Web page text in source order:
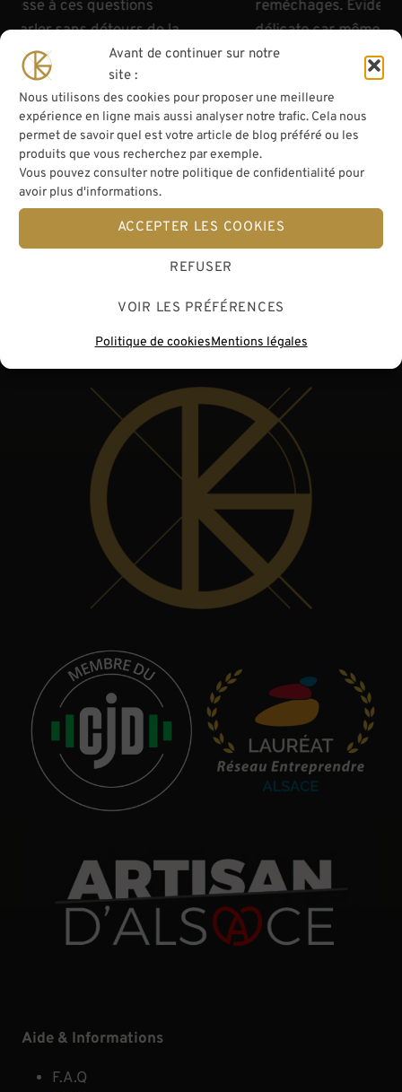
Avant de continuer sur notre
site :
Nous utilisons des cookies pour proposer une meilleure
expérience en ligne mais aussi analyser notre trafic. Cela nous
permet de savoir quel est votre article de blog préféré ou les
produits que vous recherchez par exemple.
Vous pouvez consulter notre politique de confidentialité pour
avoir plus d'informations.
ACCEPTER LES COOKIES
REFUSER
VOIR LES PRÉFÉRENCES
Politique de cookiesMentions légales
à ces questions
sans détours de la
optimale pour l’installation
reméchages.
délicate car même en
est difficile de savoir
19/07/2026
Aide & Informations
F.A.Q